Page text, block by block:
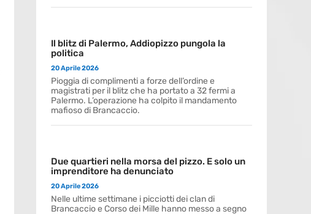
Il blitz di Palermo, Addiopizzo pungola la
politica
20 Aprile 2026
Pioggia di complimenti a forze dell’ordine e
magistrati per il blitz che ha portato a 32 fermi a
Palermo. L’operazione ha colpito il mandamento
mafioso di Brancaccio.
Due quartieri nella morsa del pizzo. E solo un
imprenditore ha denunciato
20 Aprile 2026
Nelle ultime settimane i picciotti dei clan di
Brancaccio e Corso dei Mille hanno messo a segno